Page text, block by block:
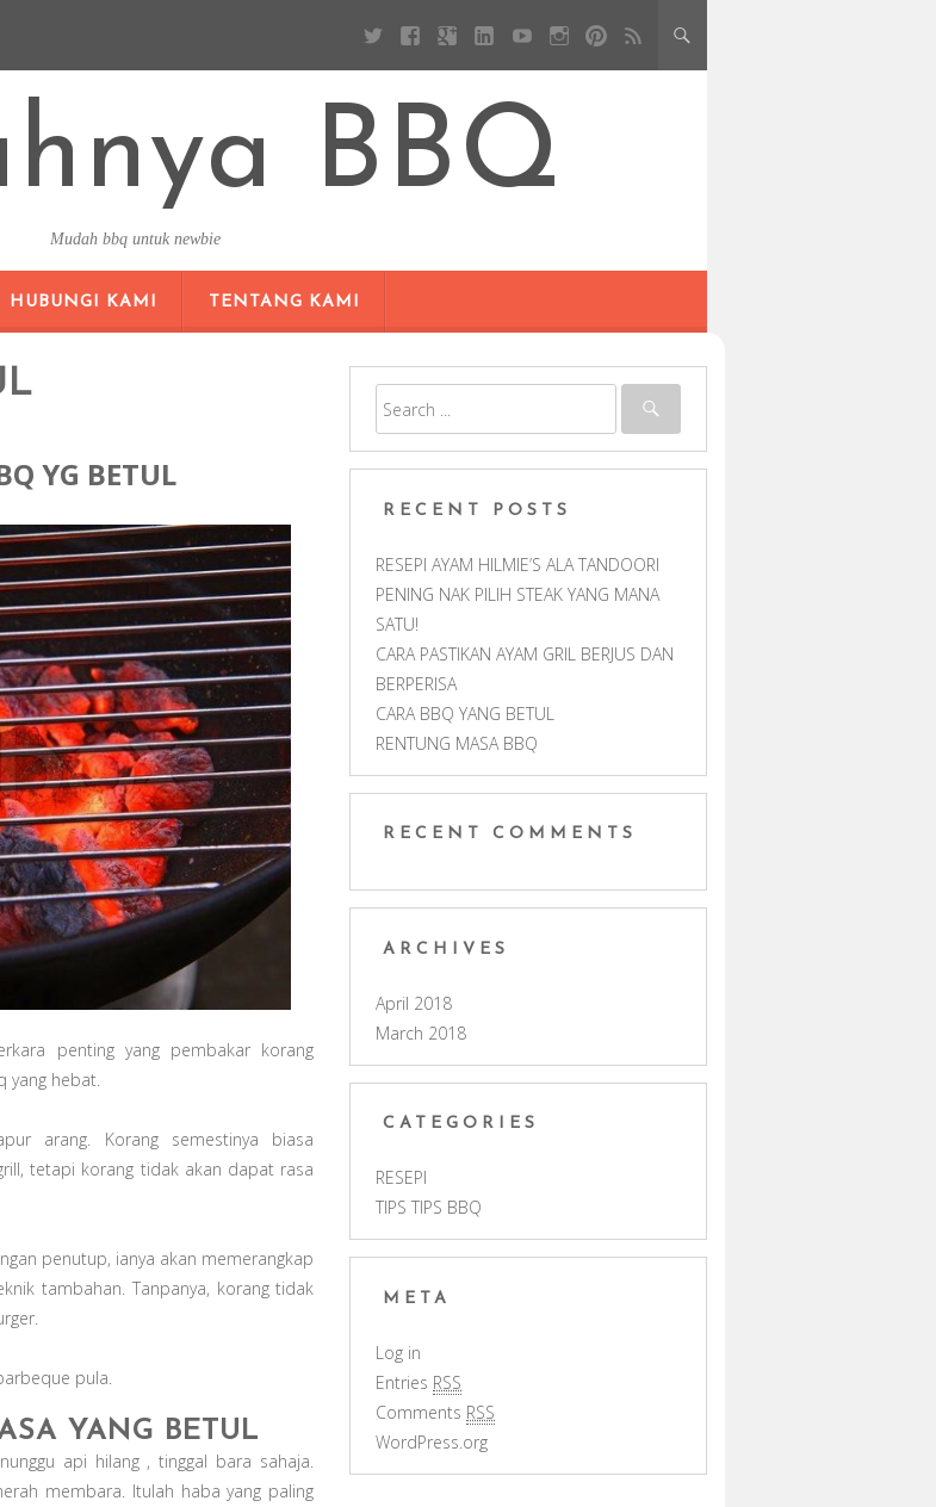
BBQ
Mudah bbq untuk newbie
HUBUNGI KAMI TENTANG KAMI
YG BETUL
penting yang pembakar korang
hebat.
arang. Korang semestinya biasa
tetapi korang tidak akan dapat rasa
penutup, ianya akan memerangkap
tambahan. Tanpanya, korang tidak
pula.
YANG BETUL
api hilang , tinggal bara sahaja.
membara. Itulah haba yang paling
RECENT POSTS
RESEPI AYAM HILMIE’S ALA TANDOORI
PENING NAK PILIH STEAK YANG MANA
SATU!
CARA PASTIKAN AYAM GRIL BERJUS DAN
BERPERISA
CARA BBQ YANG BETUL
RENTUNG MASA BBQ
RECENT COMMENTS
ARCHIVES
April 2018
March 2018
CATEGORIES
RESEPI
TIPS TIPS BBQ
META
Log in
Entries RSS
Comments RSS
WordPress.org